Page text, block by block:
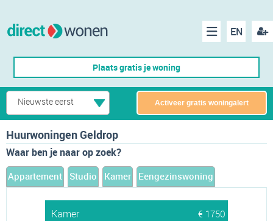
EN
Menu
Plaats gratis je woning
Nieuwste eerst Activeer gratis woningalert
Huurwoningen Geldrop
Waar ben je naar op zoek?
Appartement Studio Kamer Eengezinswoning
Kamer
€ 1750